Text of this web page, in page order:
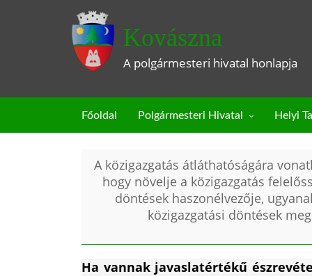
Kovászna
A polgármesteri hivatal honlapja
Főoldal Polgármesteri Hivatal Helyi
A közigazgatás átláthatóságára
hogy növelje a közigazgatás
döntések haszonélvezője,
közigazgatási döntések
Ha vannak javaslatértékű